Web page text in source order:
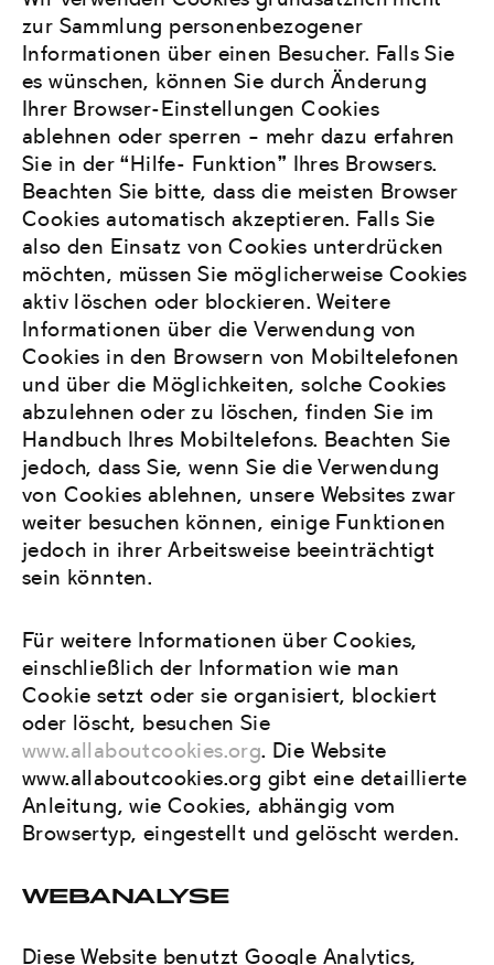
zur Sammlung personenbezogener
Informationen über einen Besucher. Falls Sie
es wünschen, können Sie durch Änderung
Ihrer Browser-Einstellungen Cookies
ablehnen oder sperren – mehr dazu erfahren
Sie in der “Hilfe- Funktion” Ihres Browsers.
Beachten Sie bitte, dass die meisten Browser
Cookies automatisch akzeptieren. Falls Sie
also den Einsatz von Cookies unterdrücken
möchten, müssen Sie möglicherweise Cookies
aktiv löschen oder blockieren. Weitere
Informationen über die Verwendung von
Cookies in den Browsern von Mobiltelefonen
und über die Möglichkeiten, solche Cookies
abzulehnen oder zu löschen, finden Sie im
Handbuch Ihres Mobiltelefons. Beachten Sie
jedoch, dass Sie, wenn Sie die Verwendung
von Cookies ablehnen, unsere Websites zwar
weiter besuchen können, einige Funktionen
jedoch in ihrer Arbeitsweise beeinträchtigt
sein könnten.
Für weitere Informationen über Cookies,
einschließlich der Information wie man
Cookie setzt oder sie organisiert, blockiert
oder löscht, besuchen Sie
www.allaboutcookies.org. Die Website
www.allaboutcookies.org gibt eine detaillierte
Anleitung, wie Cookies, abhängig vom
Browsertyp, eingestellt und gelöscht werden.
WEBANALYSE
Diese Website benutzt Google Analytics,